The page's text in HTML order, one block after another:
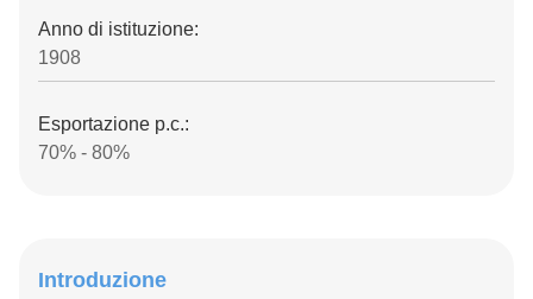
Anno di istituzione:
1908
Esportazione p.c.:
70% - 80%
Introduzione